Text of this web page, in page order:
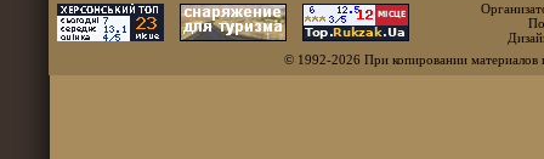
© 1992-2026 При копировании материалов